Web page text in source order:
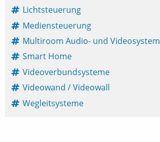
Lichtsteuerung
Mediensteuerung
Multiroom Audio- und Videosystem
Smart Home
Videoverbundsysteme
Videowand / Videowall
Wegleitsysteme